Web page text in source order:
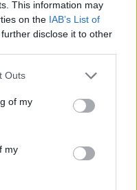
This information may
on the IAB’s List of
disclose it to other
Outs
of my
my
ciechi, non
dite: “Noi